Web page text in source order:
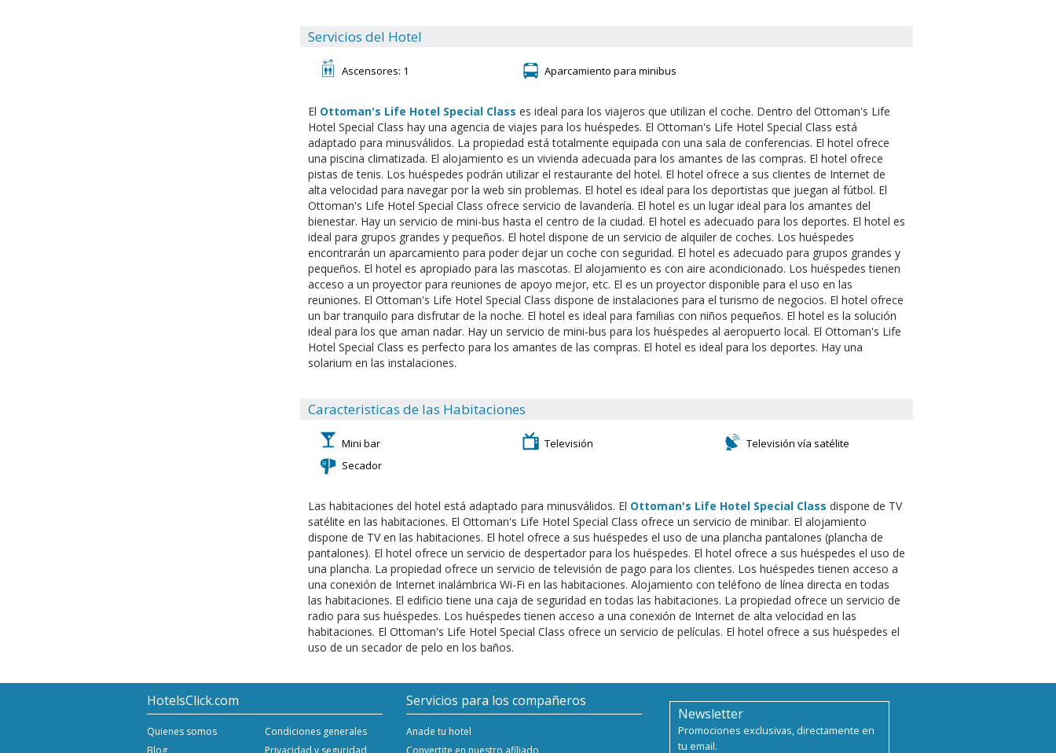
Servicios del Hotel
Ascensores: 1 Aparcamiento para minibus
El Ottoman's Life Hotel Special Class es ideal para los viajeros que utilizan el coche. Dentro del Ottoman's Life
Hotel Special Class hay una agencia de viajes para los huéspedes. El Ottoman's Life Hotel Special Class está
adaptado para minusválidos. La propiedad está totalmente equipada con una sala de conferencias. El hotel ofrece
una piscina climatizada. El alojamiento es un vivienda adecuada para los amantes de las compras. El hotel ofrece
pistas de tenis. Los huéspedes podrán utilizar el restaurante del hotel. El hotel ofrece a sus clientes de Internet de
alta velocidad para navegar por la web sin problemas. El hotel es ideal para los deportistas que juegan al fútbol. El
Ottoman's Life Hotel Special Class ofrece servicio de lavandería. El hotel es un lugar ideal para los amantes del
bienestar. Hay un servicio de mini-bus hasta el centro de la ciudad. El hotel es adecuado para los deportes. El hotel es
ideal para grupos grandes y pequeños. El hotel dispone de un servicio de alquiler de coches. Los huéspedes
encontrarán un aparcamiento para poder dejar un coche con seguridad. El hotel es adecuado para grupos grandes y
pequeños. El hotel es apropiado para las mascotas. El alojamiento es con aire acondicionado. Los huéspedes tienen
acceso a un proyector para reuniones de apoyo mejor, etc. El es un proyector disponible para el uso en las
reuniones. El Ottoman's Life Hotel Special Class dispone de instalaciones para el turismo de negocios. El hotel ofrece
un bar tranquilo para disfrutar de la noche. El hotel es ideal para familias con niños pequeños. El hotel es la solución
ideal para los que aman nadar. Hay un servicio de mini-bus para los huéspedes al aeropuerto local. El Ottoman's Life
Hotel Special Class es perfecto para los amantes de las compras. El hotel es ideal para los deportes. Hay una
solarium en las instalaciones.
Caracteristicas de las Habitaciones
Mini bar Televisión
Televisión vía satélite
Secador
Las habitaciones del hotel está adaptado para minusválidos. El Ottoman's Life Hotel Special Class dispone de TV
satélite en las habitaciones. El Ottoman's Life Hotel Special Class ofrece un servicio de minibar. El alojamiento
dispone de TV en las habitaciones. El hotel ofrece a sus huéspedes el uso de una plancha pantalones (plancha de
pantalones). El hotel ofrece un servicio de despertador para los huéspedes. El hotel ofrece a sus huéspedes el uso de
una plancha. La propiedad ofrece un servicio de televisión de pago para los clientes. Los huéspedes tienen acceso a
una conexión de Internet inalámbrica Wi-Fi en las habitaciones. Alojamiento con teléfono de línea directa en todas
las habitaciones. El edificio tiene una caja de seguridad en todas las habitaciones. La propiedad ofrece un servicio de
radio para sus huéspedes. Los huéspedes tienen acceso a una conexión de Internet de alta velocidad en las
habitaciones. El Ottoman's Life Hotel Special Class ofrece un servicio de películas. El hotel ofrece a sus huéspedes el
uso de un secador de pelo en los baños.
HotelsClick.com
Quienes somos
Condiciones generales
Servicios para los compañeros
Anade tu hotel
Newsletter
Promociones exclusivas, directamente en
tu email.